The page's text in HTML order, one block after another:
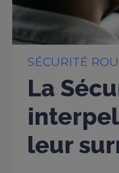
SÉCURITÉ
La
leur